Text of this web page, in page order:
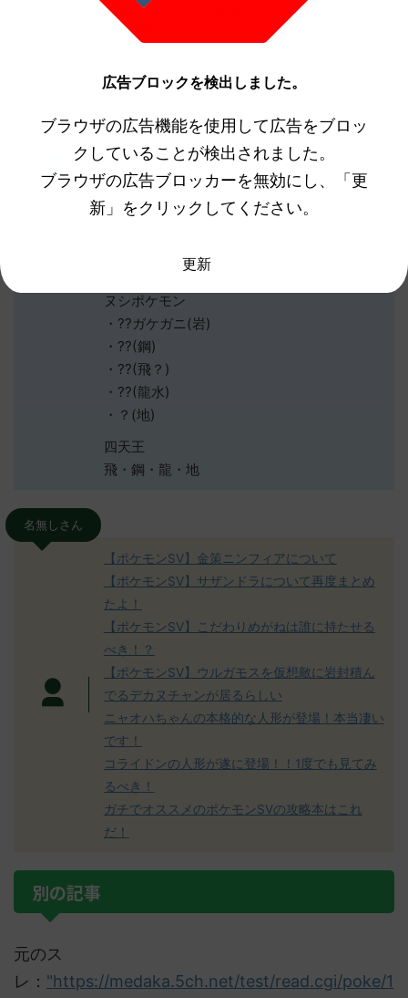
電(Lv20)：ナンジャモ
水(Lv20)
霊(Lv40)
超(Lv50)
スター団ボス
妖
悪
ヌシポケモン
・??ガケガニ(岩)
・??(鋼)
・??(飛？)
・??(龍水)
・？(地)
四天王
飛・鋼・龍・地
名無しさん
【ポケモンSV】金策ニンフィアについて
【ポケモンSV】サザンドラについて再度まとめ
たよ！
【ポケモンSV】こだわりめがねは誰に持たせる
べき！？
【ポケモンSV】ウルガモスを仮想敵に岩封積ん
でるデカヌチャンが居るらしい
ニャオハちゃんの本格的な人形が登場！本当凄い
です！
コライドンの人形が遂に登場！！1度でも見てみ
るべき！
ガチでオススメのポケモンSVの攻略本はこれ
だ！
別の記事
元のス
レ： "https://medaka.5ch.net/test/read.cgi/poke/1
広告ブロックを検出しました。
ブラウザの広告機能を使用して広告をブロッ
クしていることが検出されました。
ブラウザの広告ブロッカーを無効にし、「更
新」をクリックしてください。
更新